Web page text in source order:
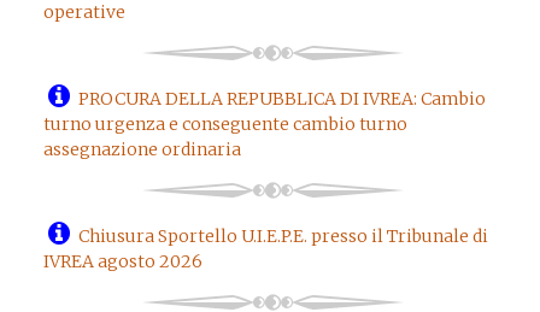
operative
PROCURA DELLA REPUBBLICA DI IVREA: Cambio
turno urgenza e conseguente cambio turno
assegnazione ordinaria
Chiusura Sportello U.I.E.P.E. presso il Tribunale di
IVREA agosto 2026